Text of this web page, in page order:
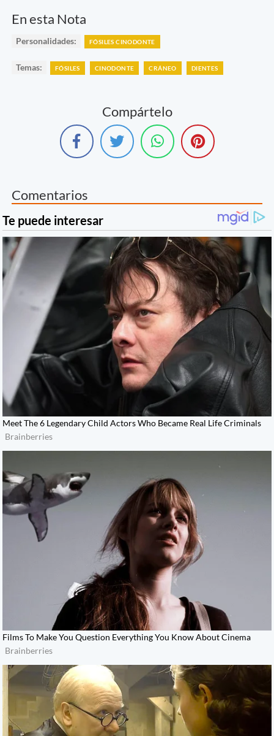
En esta Nota
Personalidades: FÓSILES CINODONTE
Temas: FÓSILES CINODONTE CRÁNEO DIENTES
Compártelo
Comentarios